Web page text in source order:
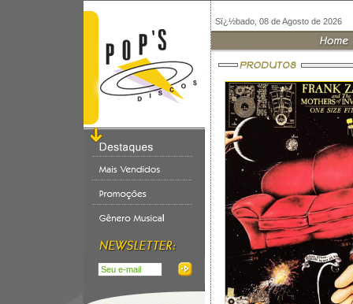
Sï¿½bado, 08 de Agosto de 2026